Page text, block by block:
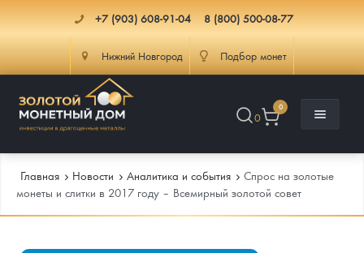
+7 (903) 608-91-04 8 (800) 500-08-77
Нижний Новгород Подбор монет
0
0
Главная Новости Аналитика и события
Спрос на золотые
монеты и слитки в 2017 году – Всемирный золотой совет